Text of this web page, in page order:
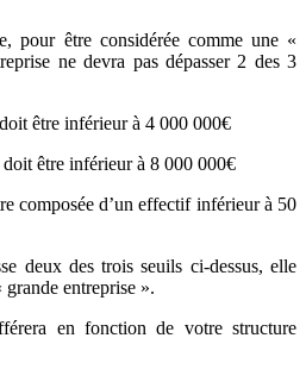
pour être considérée comme une «
ne devra pas dépasser 2 des 3
être inférieur à 4 000 000€
être inférieur à 8 000 000€
composée d’un effectif inférieur à 50
deux des trois seuils ci-dessus, elle
grande entreprise ».
en fonction de votre structure